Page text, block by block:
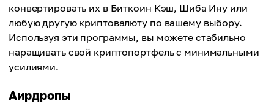
конвертировать их в Биткоин Кэш, Шиба Ину или
любую другую криптовалюту по вашему выбору.
Используя эти программы, вы можете стабильно
наращивать свой криптопортфель с минимальными
усилиями.
Аирдропы